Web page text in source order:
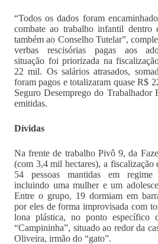
“Todos os dados foram
combate ao trabalho infantil dentro
também ao Conselho Tutelar”,
verbas rescisórias pagas aos
situação foi priorizada na
22 mil. Os salários atrasados,
foram pagos e totalizaram quase R$
Seguro Desemprego do Trabalhador
emitidas.
Dívidas
Na frente de trabalho Pivô 9, da
(com 3,4 mil hectares), a fiscalização
54 pessoas mantidas em regime
incluindo uma mulher e um
Entre o grupo, 19 dormiam em
por eles de forma improvisada com
lona plástica, no ponto específico
“Campininha”, situado ao redor da
Oliveira, irmão do “gato”.